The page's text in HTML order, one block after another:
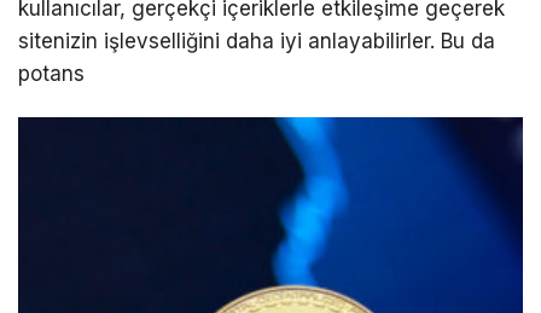
kullanıcılar, gerçekçi içeriklerle etkileşime geçerek
sitenizin işlevselliğini daha iyi anlayabilirler. Bu da
potans